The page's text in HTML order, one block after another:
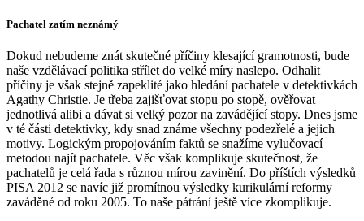
Pachatel zatím neznámý
Dokud nebudeme znát skutečné příčiny klesající gramotnosti, bude
naše vzdělávací politika střílet do velké míry naslepo. Odhalit
příčiny je však stejně zapeklité jako hledání pachatele v detektivkách
Agathy Christie. Je třeba zajišťovat stopu po stopě, ověřovat
jednotlivá alibi a dávat si velký pozor na zavádějící stopy. Dnes jsme
v té části detektivky, kdy snad známe všechny podezřelé a jejich
motivy. Logickým propojováním faktů se snažíme vylučovací
metodou najít pachatele. Věc však komplikuje skutečnost, že
pachatelů je celá řada s různou mírou zavinění. Do příštích výsledků
PISA 2012 se navíc již promítnou výsledky kurikulární reformy
zaváděné od roku 2005. To naše pátrání ještě více zkomplikuje.